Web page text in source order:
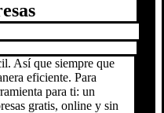
Así que siempre que
eficiente. Para
para ti: un
gratis, online y sin